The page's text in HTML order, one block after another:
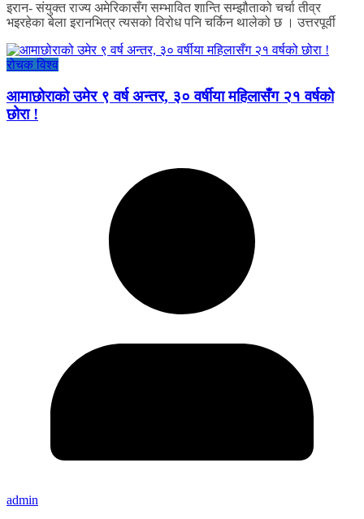
इरान- संयुक्त राज्य अमेरिकासँग सम्भावित शान्ति सम्झौताको चर्चा तीव्र
भइरहेका बेला इरानभित्र त्यसको विरोध पनि चर्किन थालेको छ । उत्तरपूर्वी
रोचक विश्व
आमाछोराको उमेर ९ वर्ष अन्तर, ३० वर्षीया महिलासँग २१ वर्षको
छोरा !
admin